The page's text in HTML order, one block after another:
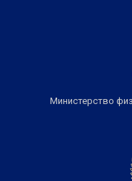
Министерство